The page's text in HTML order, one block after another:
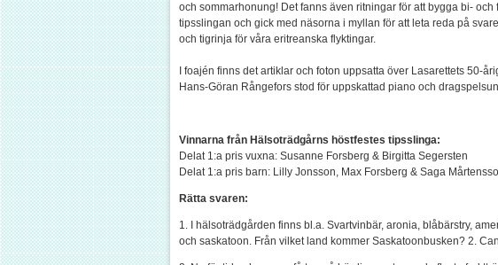
och sommarhonung! Det fanns även ritningar för att bygga bi-
tipsslingan och gick med näsorna i myllan för att leta reda på
och tigrinja för våra eritreanska flyktingar.
I foajén finns det artiklar och foton uppsatta över Lasarettets 50-
Hans-Göran Rångefors stod för uppskattad piano och
Vinnarna från Hälsoträdgårns höstfestes tipsslinga:
Delat 1:a pris vuxna: Susanne Forsberg & Birgitta Segersten
Delat 1:a pris barn: Lilly Jonsson, Max Forsberg & Saga
Rätta svaren:
1. I hälsoträdgården finns bl.a. Svartvinbär, aronia, blåbärstry,
och saskatoon. Från vilket land kommer Saskatoonbusken? 2.